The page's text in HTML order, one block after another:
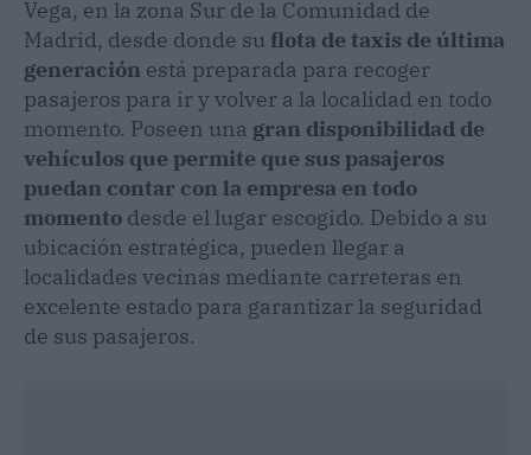
Vega, en la zona Sur de la Comunidad de
Madrid, desde donde su flota de taxis de última
generación está preparada para recoger
pasajeros para ir y volver a la localidad en todo
momento. Poseen una gran disponibilidad de
vehículos que permite que sus pasajeros
puedan contar con la empresa en todo
momento desde el lugar escogido. Debido a su
ubicación estratégica, pueden llegar a
localidades vecinas mediante carreteras en
excelente estado para garantizar la seguridad
de sus pasajeros.